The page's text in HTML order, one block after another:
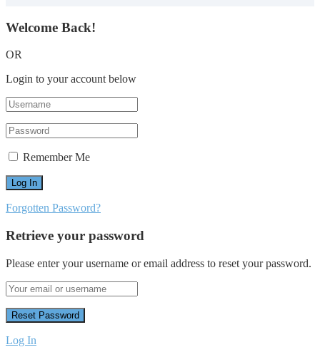
Welcome Back!
OR
Login to your account below
Remember Me
Forgotten Password?
Retrieve your password
Please enter your username or email address to reset your password.
Log In